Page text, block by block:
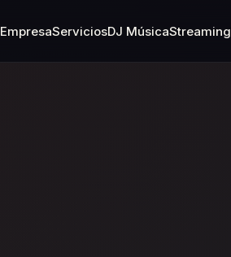
EmpresaServiciosDJ MúsicaStreaming